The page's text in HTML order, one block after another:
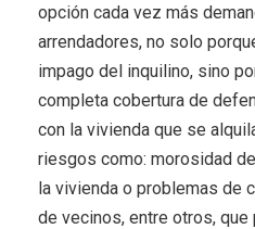
opción cada vez más
arrendadores, no solo
impago del inquilino, sino
completa cobertura de
con la vivienda que se
riesgos como: morosidad
la vivienda o problemas de
de vecinos, entre otros, que